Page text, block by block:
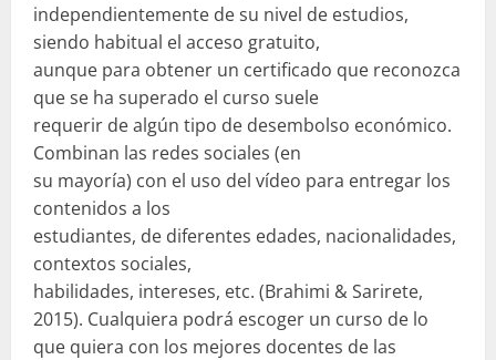
independientemente de su nivel de estudios,
siendo habitual el acceso gratuito,
aunque para obtener un certificado que reconozca
que se ha superado el curso suele
requerir de algún tipo de desembolso económico.
Combinan las redes sociales (en
su mayoría) con el uso del vídeo para entregar los
contenidos a los
estudiantes, de diferentes edades, nacionalidades,
contextos sociales,
habilidades, intereses, etc. (Brahimi & Sarirete,
2015). Cualquiera podrá escoger un curso de lo
que quiera con los mejores docentes de las